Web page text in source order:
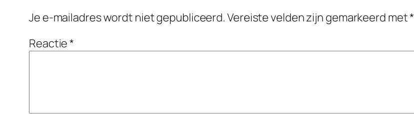
Je e-mailadres wordt niet gepubliceerd.Vereiste velden zijn gemarkeerd met*
Reactie*